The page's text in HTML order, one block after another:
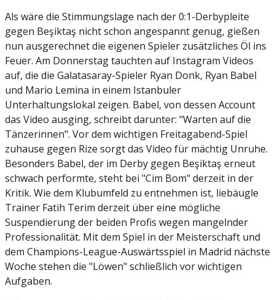
Als wäre die Stimmungslage nach der 0:1-Derbypleite
gegen Beşiktaş nicht schon angespannt genug, gießen
nun ausgerechnet die eigenen Spieler zusätzliches Öl ins
Feuer. Am Donnerstag tauchten auf Instagram Videos
auf, die die Galatasaray-Spieler Ryan Donk, Ryan Babel
und Mario Lemina in einem Istanbuler
Unterhaltungslokal zeigen. Babel, von dessen Account
das Video ausging, schreibt darunter: "Warten auf die
Tänzerinnen". Vor dem wichtigen Freitagabend-Spiel
zuhause gegen Rize sorgt das Video für mächtig Unruhe.
Besonders Babel, der im Derby gegen Beşiktaş erneut
schwach performte, steht bei "Cim Bom" derzeit in der
Kritik. Wie dem Klubumfeld zu entnehmen ist, liebäugle
Trainer Fatih Terim derzeit über eine mögliche
Suspendierung der beiden Profis wegen mangelnder
Professionalität. Mit dem Spiel in der Meisterschaft und
dem Champions-League-Auswärtsspiel in Madrid nächste
Woche stehen die "Löwen" schließlich vor wichtigen
Aufgaben.